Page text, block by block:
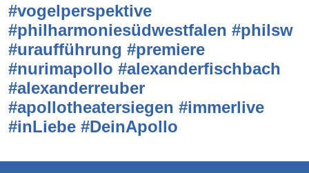
#vogelperspektive
#philharmoniesüdwestfalen #philsw
#uraufführung #premiere
#nurimapollo #alexanderfischbach
#alexanderreuber
#apollotheatersiegen #immerlive
#inLiebe #DeinApollo